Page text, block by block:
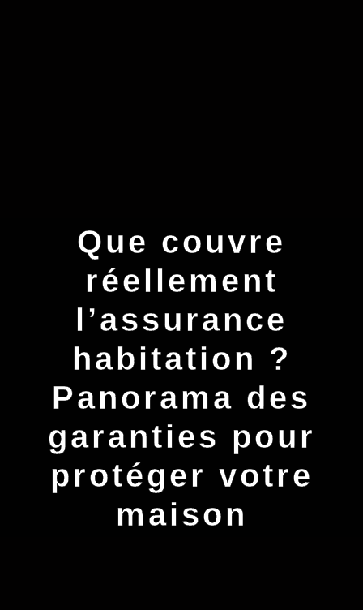
Que couvre
réellement
l’assurance
habitation ?
Panorama des
garanties pour
protéger votre
maison